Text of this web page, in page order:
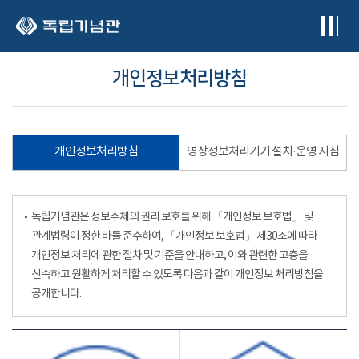
개인정보처리방침
개인정보처리방침 영상정보처리기기 설치·운영 지침
독립기념관은 정보주체의 권리 보호를 위해 「개인정보 보호법」 및
관계법령이 정한 바를 준수하여, 「개인정보 보호법」 제30조에 따라
개인정보 처리에 관한 절차 및 기준을 안내하고, 이와 관련한 고충을
신속하고 원활하게 처리할 수 있도록 다음과 같이 개인정보 처리방침을
공개합니다.